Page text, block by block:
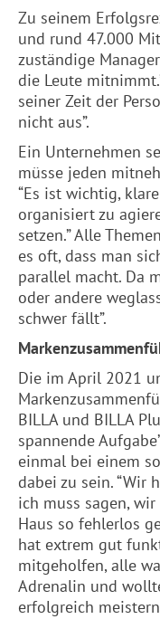
Zu seinem
und rund 47.000
zuständige
die Leute
seiner Zeit der
nicht aus”.
Ein Unternehmen
müsse jeden
“Es ist wichtig,
organisiert zu
setzen.” Alle
es oft, dass man
parallel macht. Da
oder andere
schwer fällt”.
Die im April 2021
BILLA und BILLA
spannende
einmal bei einem
dabei zu sein. “Wir
ich muss sagen,
Haus so fehlerlos
hat extrem gut
mitgeholfen, alle
Adrenalin und
erfolgreich